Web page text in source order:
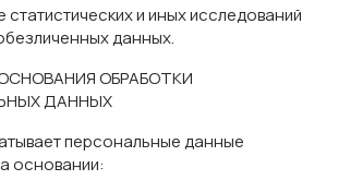
и иных исследований
данных.
ОБРАБОТКИ
ДАННЫХ
персональные данные
основании: